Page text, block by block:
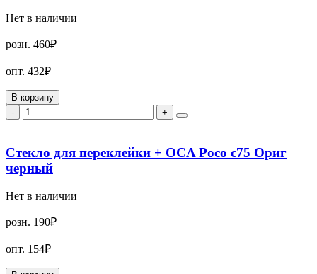
Нет в наличии
розн. 460₽
опт. 432₽
В корзину
-
+
Стекло для переклейки + OCA Poco c75 Ориг
черный
Нет в наличии
розн. 190₽
опт. 154₽